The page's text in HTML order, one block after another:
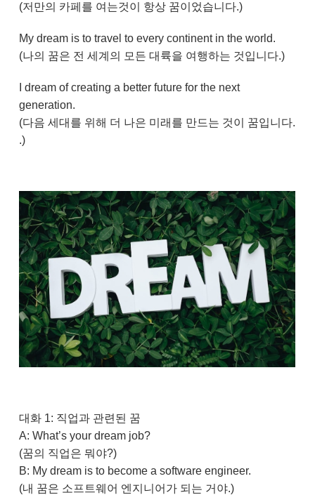
(저만의 카페를 여는것이 항상 꿈이었습니다.)
My dream is to travel to every continent in the world.
(나의 꿈은 전 세계의 모든 대륙을 여행하는 것입니다.)
I dream of creating a better future for the next
generation.
(다음 세대를 위해 더 나은 미래를 만드는 것이 꿈입니다.
.)
대화 1: 직업과 관련된 꿈
A: What’s your dream job?
(꿈의 직업은 뭐야?)
B: My dream is to become a software engineer.
(내 꿈은 소프트웨어 엔지니어가 되는 거야.)